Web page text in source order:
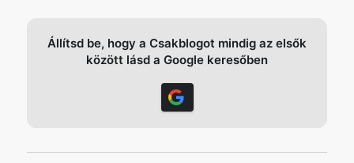
Állítsd be, hogy a Csakblogot mindig az elsők
között lásd a Google keresőben